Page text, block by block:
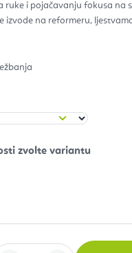
ruke i pojačavanju fokusa na
izvode na reformeru,